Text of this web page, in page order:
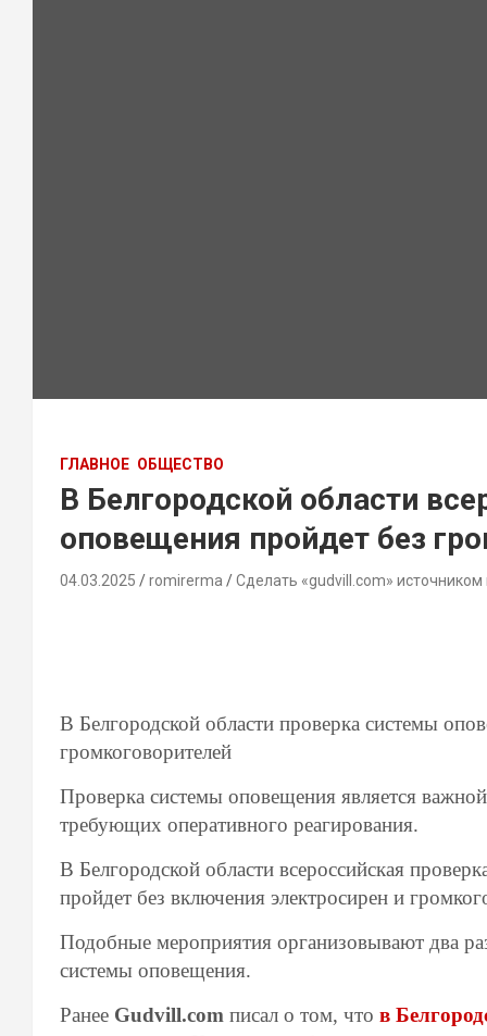
ГЛАВНОЕ ОБЩЕСТВО
В Белгородской области
оповещения пройдет без
04.03.2025 romirerma Сделать «gudvill.com» источником
В Белгородской области проверка системы
громкоговорителей
Проверка системы оповещения является
требующих оперативного реагирования.
В Белгородской области всероссийская
пройдет без включения электросирен и
Подобные мероприятия организовывают два
системы оповещения.
Ранее Gudvill.com писал о том, что в